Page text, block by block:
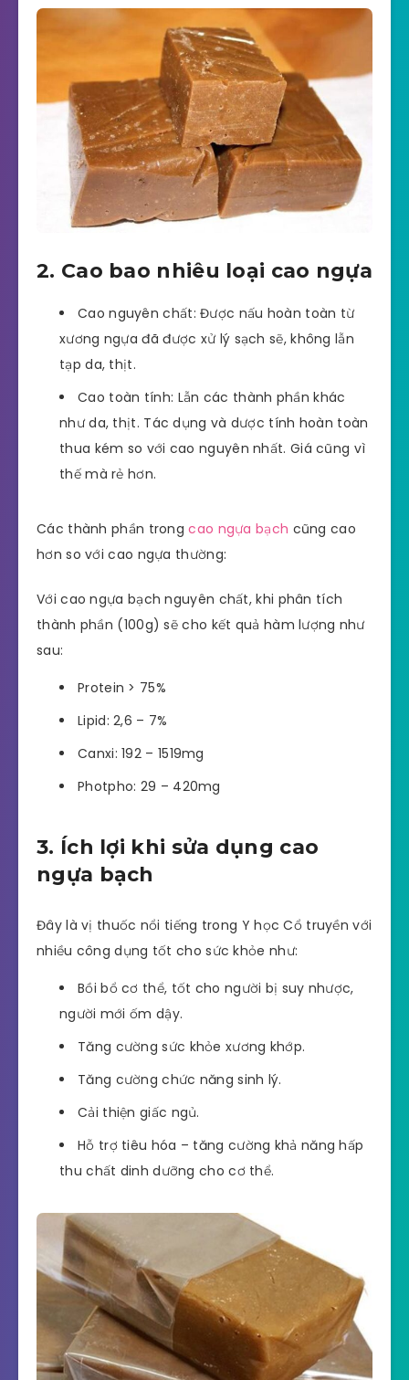
2. Cao bao nhiêu loại cao ngựa
Cao nguyên chất: Được nấu hoàn toàn từ
xương ngựa đã được xử lý sạch sẽ, không lẫn
tạp da, thịt.
Cao toàn tính: Lẫn các thành phần khác
như da, thịt. Tác dụng và dược tính hoàn toàn
thua kém so với cao nguyên nhất. Giá cũng vì
thế mà rẻ hơn.
Các thành phần trongcao ngựa bạch cũng cao
hơn so với cao ngựa thường:
Với cao ngựa bạch nguyên chất, khi phân tích
thành phần (100g) sẽ cho kết quả hàm lượng như
sau:
Protein > 75%
Lipid: 2,6 – 7%
Canxi: 192 – 1519mg
Photpho: 29 – 420mg
3. Ích lợi khi sửa dụng cao
ngựa bạch
Đây là vị thuốc nổi tiếng trong Y học Cổ truyền với
nhiều công dụng tốt cho sức khỏe như:
Bồi bổ cơ thể, tốt cho người bị suy nhược,
người mới ốm dậy.
Tăng cường sức khỏe xương khớp.
Tăng cường chức năng sinh lý.
Cải thiện giấc ngủ.
Hỗ trợ tiêu hóa – tăng cường khả năng hấp
thu chất dinh dưỡng cho cơ thể.